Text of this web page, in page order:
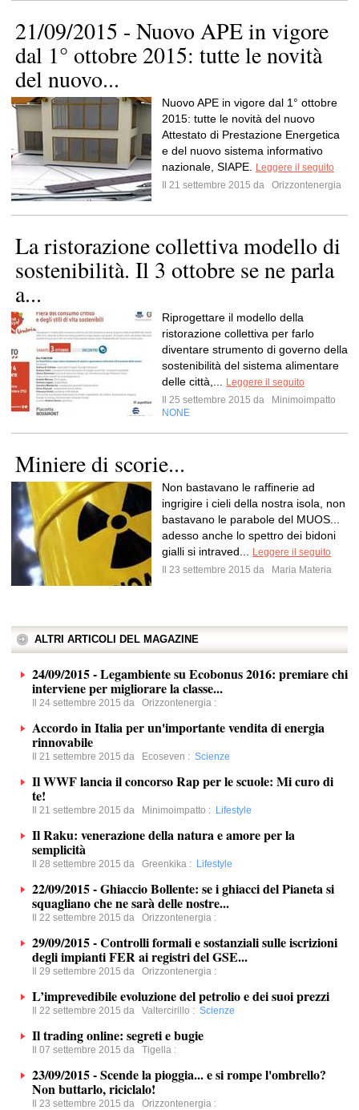
21/09/2015 - Nuovo APE in vigore
dal 1° ottobre 2015: tutte le novità
del nuovo...
Nuovo APE in vigore dal 1° ottobre
2015: tutte le novità del nuovo
Attestato di Prestazione Energetica
e del nuovo sistema informativo
nazionale, SIAPE.
Leggere il seguito
Il 21 settembre 2015 da
Orizzontenergia
La ristorazione collettiva modello di
sostenibilità. Il 3 ottobre se ne parla
a...
Riprogettare il modello della
ristorazione collettiva per farlo
diventare strumento di governo della
sostenibilità del sistema alimentare
delle città,...
Leggere il seguito
Il 25 settembre 2015 da
Minimoimpatto
NONE
Miniere di scorie...
Non bastavano le raffinerie ad
ingrigire i cieli della nostra isola, non
bastavano le parabole del MUOS...
adesso anche lo spettro dei bidoni
gialli si intraved...
Leggere il seguito
Il 23 settembre 2015 da
Maria Materia
ALTRI ARTICOLI DEL MAGAZINE
24/09/2015 - Legambiente su Ecobonus 2016: premiare chi
interviene per migliorare la classe...
Il 24 settembre 2015 da Orizzontenergia :
Accordo in Italia per un'importante vendita di energia
rinnovabile
Il 21 settembre 2015 da Ecoseven : Scienze
Il WWF lancia il concorso Rap per le scuole: Mi curo di
te!
Il 21 settembre 2015 da Minimoimpatto : Lifestyle
Il Raku: venerazione della natura e amore per la
semplicità
Il 28 settembre 2015 da Greenkika : Lifestyle
22/09/2015 - Ghiaccio Bollente: se i ghiacci del Pianeta si
squagliano che ne sarà delle nostre...
Il 22 settembre 2015 da Orizzontenergia :
29/09/2015 - Controlli formali e sostanziali sulle iscrizioni
degli impianti FER ai registri del GSE...
Il 29 settembre 2015 da Orizzontenergia :
L’imprevedibile evoluzione del petrolio e dei suoi prezzi
Il 22 settembre 2015 da Valtercirillo : Scienze
Il trading online: segreti e bugie
Il 07 settembre 2015 da Tigella :
23/09/2015 - Scende la pioggia... e si rompe l'ombrello?
Non buttarlo, riciclalo!
Il 23 settembre 2015 da Orizzontenergia :